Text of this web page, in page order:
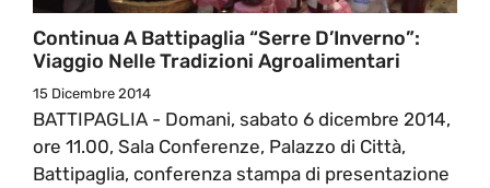
Continua A Battipaglia “Serre D’Inverno”:
Viaggio Nelle Tradizioni Agroalimentari
15 Dicembre 2014
BATTIPAGLIA - Domani, sabato 6 dicembre 2014,
ore 11.00, Sala Conferenze, Palazzo di Città,
Battipaglia, conferenza stampa di presentazione